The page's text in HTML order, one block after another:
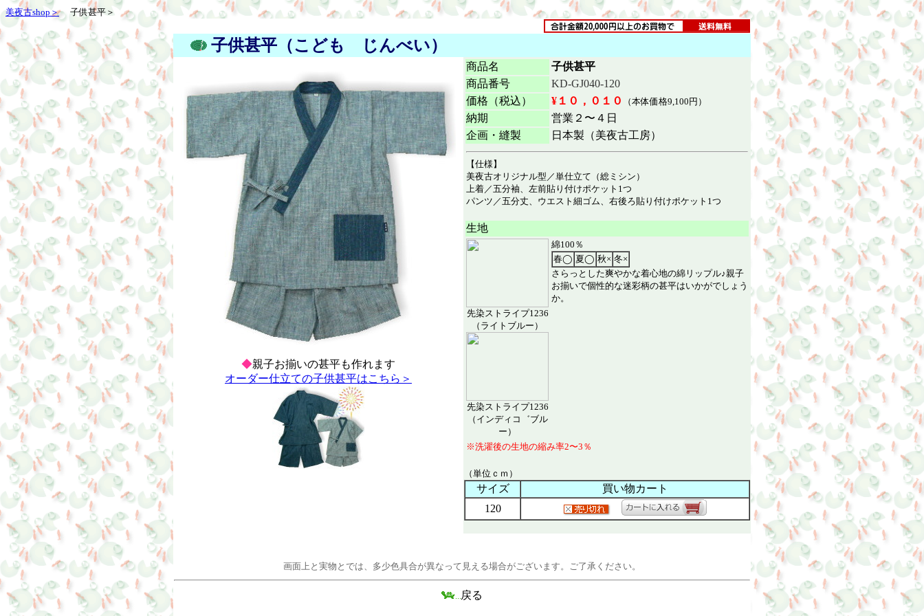
美夜古shop＞ 子供甚平＞
子供甚平（こども じんべい）
◆親子お揃いの甚平も作れます
オーダー仕立ての子供甚平はこちら＞
商品名
子供甚平
商品番号
KD-GJ040-120
価格（税込）
¥１０，０１０ （本体価格9,100円）
納期
営業２〜４日
企画・縫製
日本製（美夜古工房）
【仕様】
美夜古オリジナル型／単仕立て（総ミシン）
上着／五分袖、左前貼り付けポケット1つ
パンツ／五分丈、ウエスト細ゴム、右後ろ貼り付けポケット1つ
生地
先染ストライプ1236
（ライトブルー）
先染ストライプ1236
（インディコ゛ブル
ー）
綿100％
春◯ 夏◯ 秋× 冬×
さらっとした爽やかな着心地の綿リップル♪親子
お揃いで個性的な迷彩柄の甚平はいかがでしょう
か。
※洗濯後の生地の縮み率2〜3％
（単位ｃｍ）
サイズ
買い物カート
120
画面上と実物とでは、多少色具合が異なって見える場合がございます。ご了承ください。
戻る